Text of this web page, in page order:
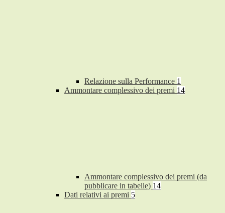
Relazione sulla Performance 1
Ammontare complessivo dei premi 14
Ammontare complessivo dei premi (da
pubblicare in tabelle) 14
Dati relativi ai premi 5